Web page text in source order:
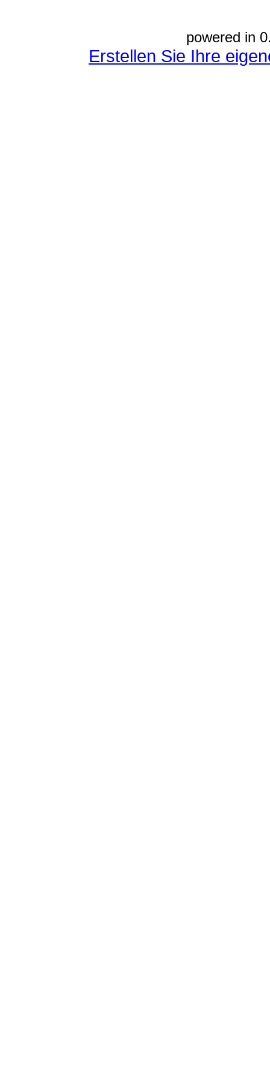
powered in
Erstellen Sie Ihre